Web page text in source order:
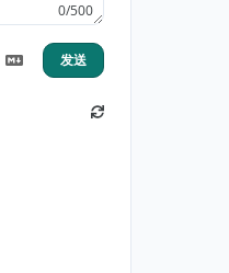
0/500
发送